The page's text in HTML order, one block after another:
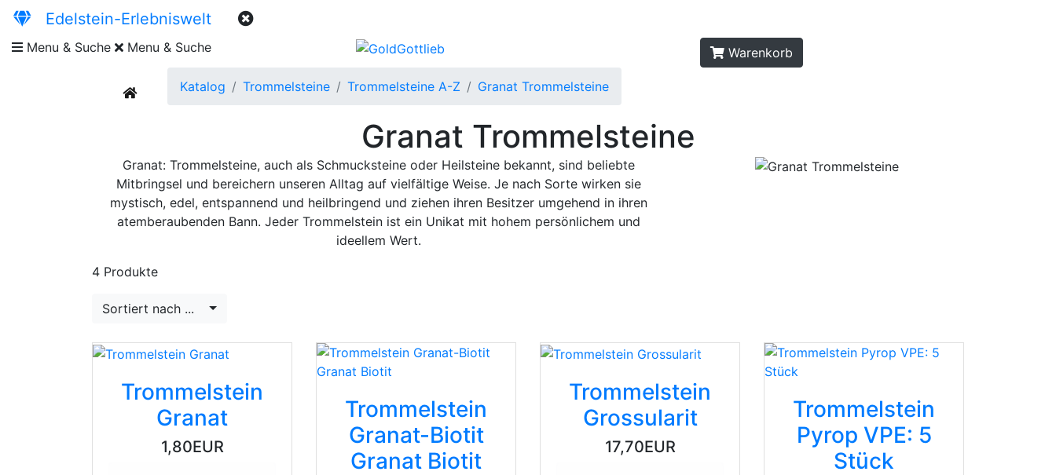
Edelstein-Erlebniswelt
Menu & Suche Menu & Suche Warenkorb
current Katalog Trommelsteine Trommelsteine A-Z Granat Trommelsteine
Granat Trommelsteine
Granat: Trommelsteine, auch als Schmucksteine oder Heilsteine bekannt, sind beliebte
Mitbringsel und bereichern unseren Alltag auf vielfältige Weise. Je nach Sorte wirken sie
mystisch, edel, entspannend und heilbringend und ziehen ihren Besitzer umgehend in ihren
atemberaubenden Bann. Jeder Trommelstein ist ein Unikat mit hohem persönlichem und
ideellem Wert.
4 Produkte
Sortiert nach ...
Trommelstein
Granat
1,80EUR
Trommelstein
Granat-Biotit
Granat Biotit
Trommelstein
Grossularit
17,70EUR
Trommelstein
Pyrop VPE: 5
Stück